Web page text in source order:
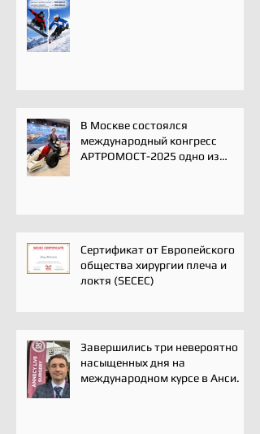
В Москве состоялся
международный конгресс
АРТРОМОСТ-2025 одно из
реабилитации
Сертификат от Европейского
общества хирургии плеча и
локтя (SECEC)
Завершились три невероятно
насыщенных дня на
международном курсе в Анси.